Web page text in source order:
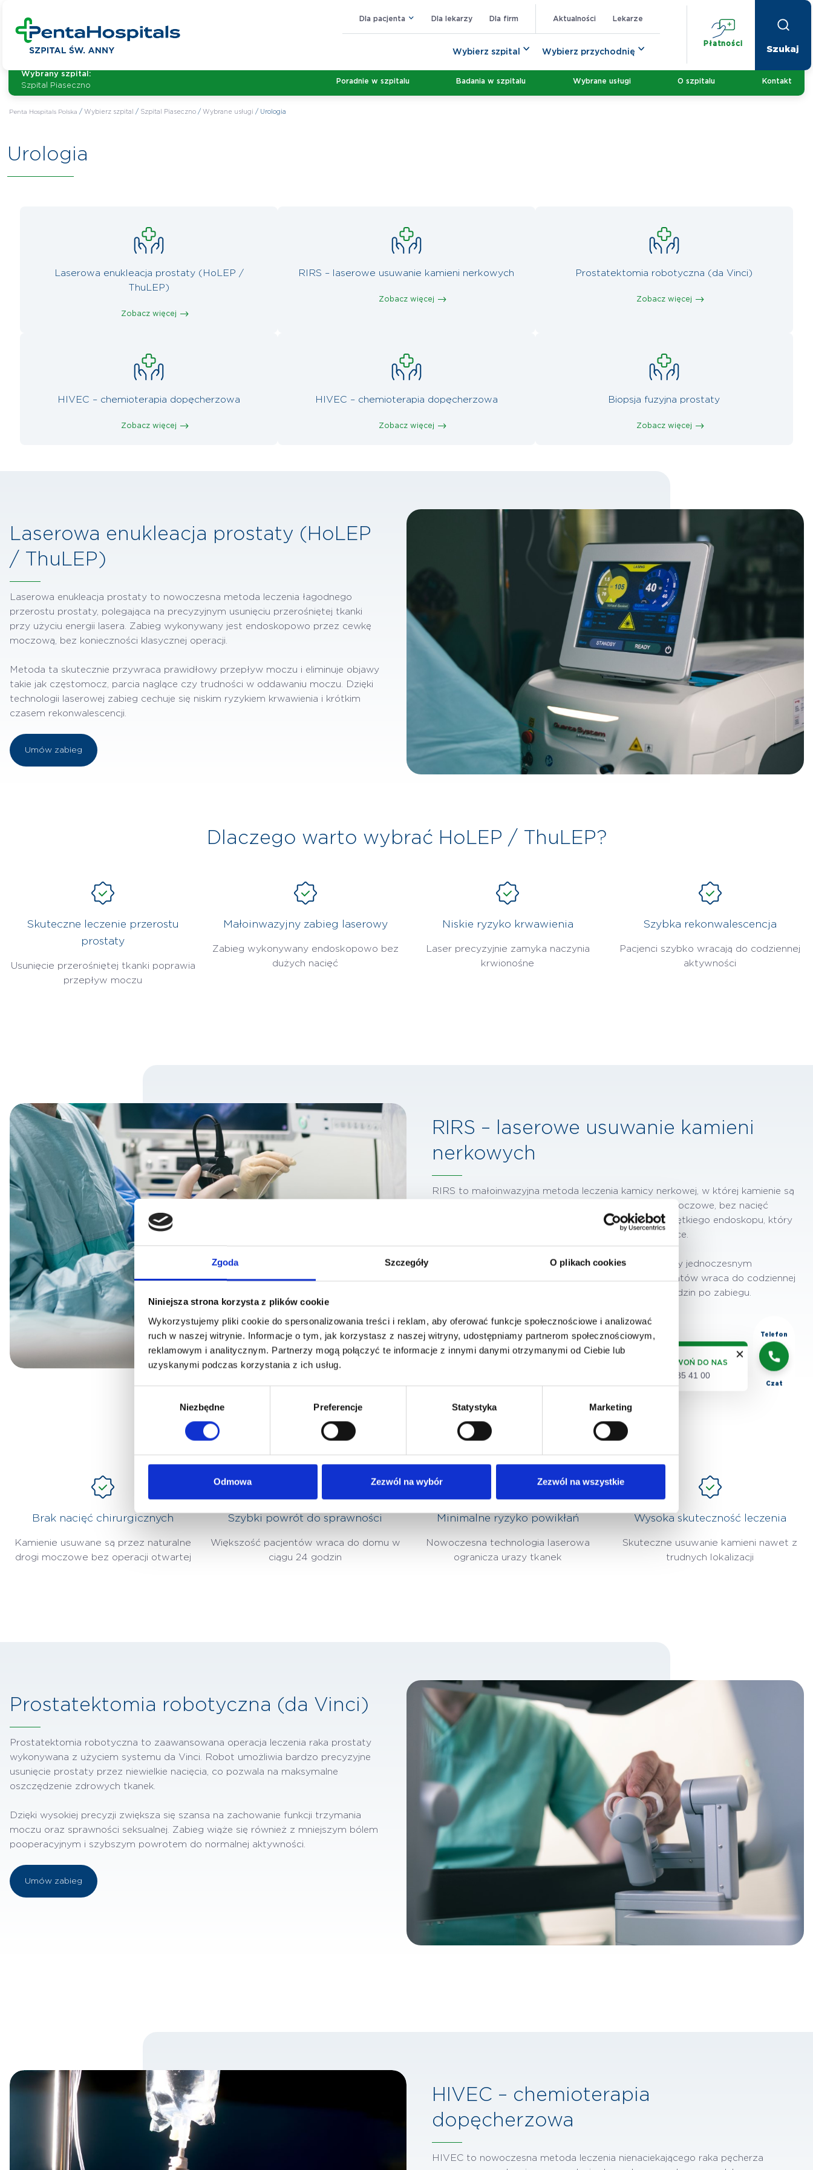
Zgoda Szczegóły O plikach cookies
Niniejsza strona korzysta z plików cookie
Wykorzystujemy pliki cookie do spersonalizowania treści i reklam, aby oferować funkcje społecznościowe i analizować
ruch w naszej witrynie. Informacje o tym, jak korzystasz z naszej witryny, udostępniamy partnerom społecznościowym,
reklamowym i analitycznym. Partnerzy mogą połączyć te informacje z innymi danymi otrzymanymi od Ciebie lub
uzyskanymi podczas korzystania z ich usług.
Niezbędne Preferencje Statystyka Marketing
Odmowa Zezwól na wybór Zezwól na wszystkie
Dla pacjenta Dla lekarzy Dla firm Aktualności Lekarze
Płatności
Wybierz szpital Wybierz przychodnię
Wybrany szpital:
Szpital Piaseczno
Poradnie w szpitalu Badania w szpitalu Wybrane usługi O szpitalu Kontakt
Penta Hospitals Polska / Wybierz szpital / Szpital Piaseczno/ Wybrane usługi / Urologia
Urologia
ThuLEP)
Zobacz więcej
RIRS – laserowe usuwanie kamieni nerkowych
Zobacz więcej
Prostatektomia robotyczna (da Vinci)
Zobacz więcej
HIVEC – chemioterapia dopęcherzowa
Zobacz więcej
HIVEC – chemioterapia dopęcherzowa
Zobacz więcej
Biopsja fuzyjna prostaty
Zobacz więcej
Laserowa enukleacja prostaty (HoLEP
/ ThuLEP)
Laserowa enukleacja prostaty to nowoczesna metoda leczenia łagodnego
przerostu prostaty, polegająca na precyzyjnym usunięciu przerośniętej tkanki
przy użyciu energii lasera. Zabieg wykonywany jest endoskopowo przez cewkę
moczową, bez konieczności klasycznej operacji.
Metoda ta skutecznie przywraca prawidłowy przepływ moczu i eliminuje objawy
takie jak częstomocz, parcia naglące czy trudności w oddawaniu moczu. Dzięki
technologii laserowej zabieg cechuje się niskim ryzykiem krwawienia i krótkim
czasem rekonwalescencji.
Umów zabieg
Dlaczego warto wybrać HoLEP / ThuLEP?
Skuteczne leczenie przerostu
prostaty
Usunięcie przerośniętej tkanki poprawia
przepływ moczu
Małoinwazyjny zabieg laserowy
Zabieg wykonywany endoskopowo bez
dużych nacięć
Niskie ryzyko krwawienia
Laser precyzyjnie zamyka naczynia
krwionośne
Szybka rekonwalescencja
Pacjenci szybko wracają do codziennej
aktywności
RIRS – laserowe usuwanie kamieni
nerkowych
RIRS to małoinwazyjna metoda leczenia kamicy nerkowej, w której kamienie są
kruszone laserowo i usuwane przez naturalne drogi moczowe, bez nacięć
chirurgicznych. Zabieg wykonywany jest z użyciem giętkiego endoskopu, który
pozwala dotrzeć do trudno dostępnych miejsc w nerce.
Metoda ta umożliwia skuteczne usunięcie złogów przy jednoczesnym
ograniczeniu bólu i ryzyka powikłań. Większość pacjentów wraca do codziennej
aktywności bardzo szybko, często w ciągu 24–48 godzin po zabiegu.
Dlaczego warto wybrać RIRS?
Brak nacięć chirurgicznych
Kamienie usuwane są przez naturalne
drogi moczowe bez operacji otwartej
Szybki powrót do sprawności
Większość pacjentów wraca do domu w
ciągu 24 godzin
Minimalne ryzyko powikłań
Nowoczesna technologia laserowa
ogranicza urazy tkanek
Wysoka skuteczność leczenia
Skuteczne usuwanie kamieni nawet z
trudnych lokalizacji
Prostatektomia robotyczna (da Vinci)
Prostatektomia robotyczna to zaawansowana operacja leczenia raka prostaty
wykonywana z użyciem systemu da Vinci. Robot umożliwia bardzo precyzyjne
usunięcie prostaty przez niewielkie nacięcia, co pozwala na maksymalne
oszczędzenie zdrowych tkanek.
Dzięki wysokiej precyzji zwiększa się szansa na zachowanie funkcji trzymania
moczu oraz sprawności seksualnej. Zabieg wiąże się również z mniejszym bólem
pooperacyjnym i szybszym powrotem do normalnej aktywności.
Umów zabieg
HIVEC – chemioterapia
dopęcherzowa
HIVEC to nowoczesna metoda leczenia nienaciekającego raka pęcherza
Telefon
ZADZWOŃ DO NAS
(22) 735 41 00
Czat